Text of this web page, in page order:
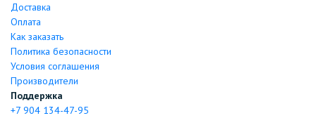
Доставка
Оплата
Как заказать
Политика безопасности
Условия соглашения
Производители
Поддержка
+7 904 134-47-95